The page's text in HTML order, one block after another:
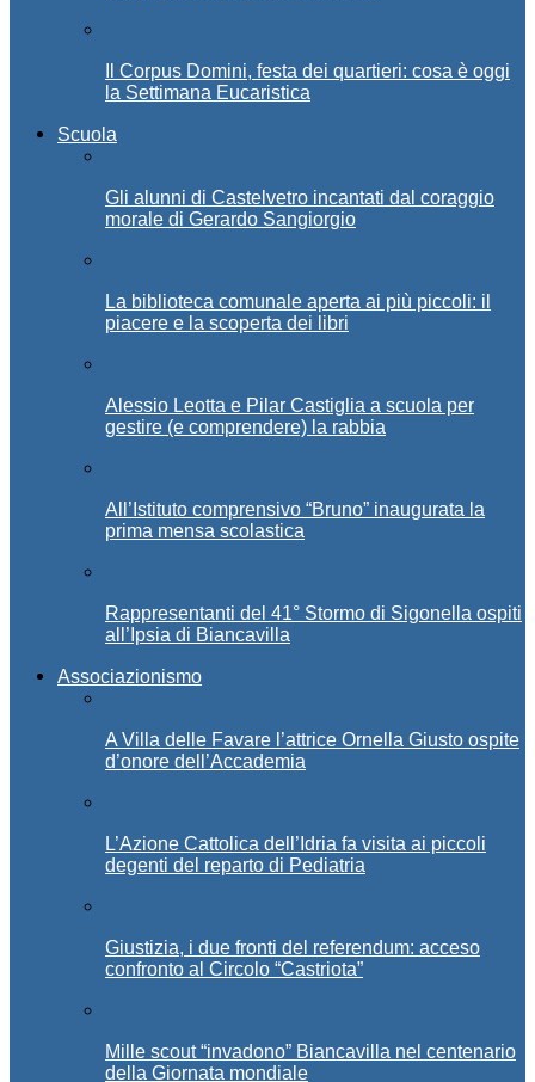
Il Corpus Domini, festa dei quartieri: cosa è oggi
la Settimana Eucaristica
Scuola
Gli alunni di Castelvetro incantati dal coraggio
morale di Gerardo Sangiorgio
La biblioteca comunale aperta ai più piccoli: il
piacere e la scoperta dei libri
Alessio Leotta e Pilar Castiglia a scuola per
gestire (e comprendere) la rabbia
All’Istituto comprensivo “Bruno” inaugurata la
prima mensa scolastica
Rappresentanti del 41° Stormo di Sigonella ospiti
all’Ipsia di Biancavilla
Associazionismo
A Villa delle Favare l’attrice Ornella Giusto ospite
d’onore dell’Accademia
L’Azione Cattolica dell’Idria fa visita ai piccoli
degenti del reparto di Pediatria
Giustizia, i due fronti del referendum: acceso
confronto al Circolo “Castriota”
Mille scout “invadono” Biancavilla nel centenario
della Giornata mondiale